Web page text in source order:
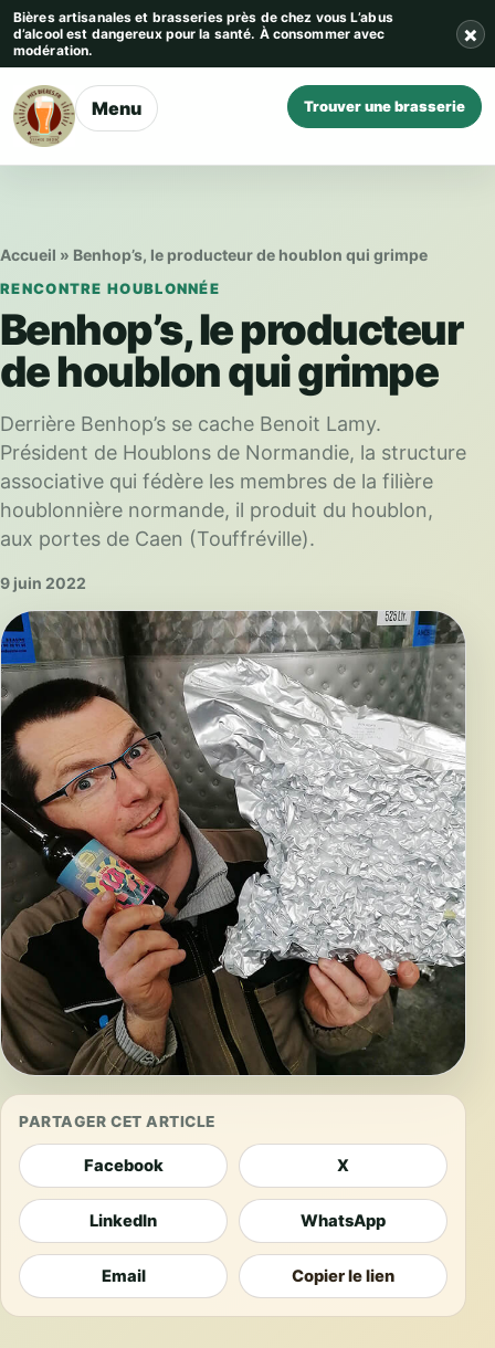
Aller au contenu
Bières artisanales et brasseries près de chez vous L’abus
d’alcool est dangereux pour la santé. À consommer avec
modération.
×
Menu Trouver une brasserie
Accueil » Benhop’s, le producteur de houblon qui grimpe
RENCONTRE HOUBLONNÉE
Benhop’s, le producteur
de houblon qui grimpe
Derrière Benhop’s se cache Benoit Lamy.
Président de Houblons de Normandie, la structure
associative qui fédère les membres de la filière
houblonnière normande, il produit du houblon,
aux portes de Caen (Touffréville).
9 juin 2022
PARTAGER CET ARTICLE
Facebook X
LinkedIn WhatsApp
Email Copier le lien